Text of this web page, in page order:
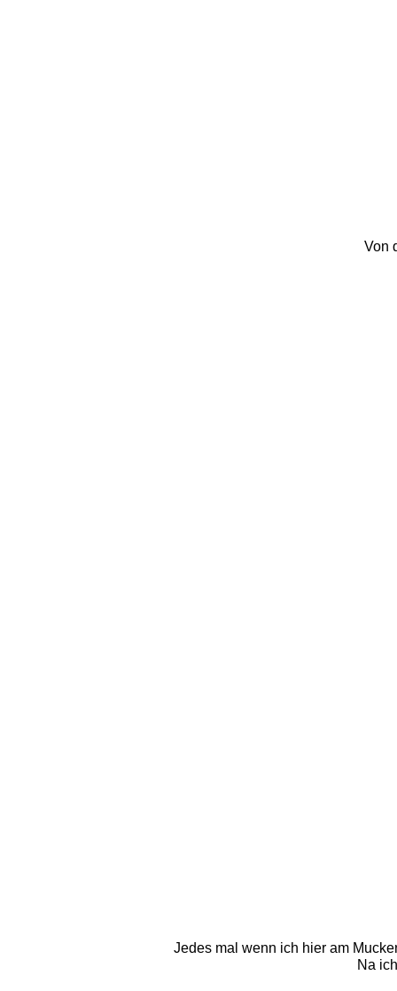
Jedes mal wenn ich hier am
Na
Von